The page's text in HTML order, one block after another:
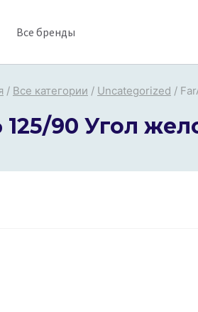
Все бренды
/ Все категории / Uncategorized /
90 Угол